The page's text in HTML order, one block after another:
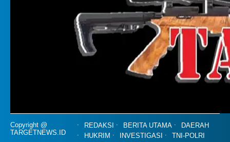
Copyright @
TARGETNEWS.ID
REDAKSI BERITA UTAMA
DAERAH
HUKRIM
INVESTIGASI
TNI-POLRI